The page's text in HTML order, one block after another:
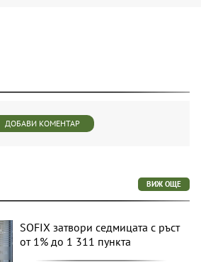
ДОБАВИ КОМЕНТАР
ВИЖ ОЩЕ
SOFIX затвори седмицата с ръст
от 1% до 1 311 пункта